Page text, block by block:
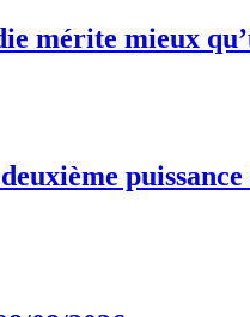
mérite mieux